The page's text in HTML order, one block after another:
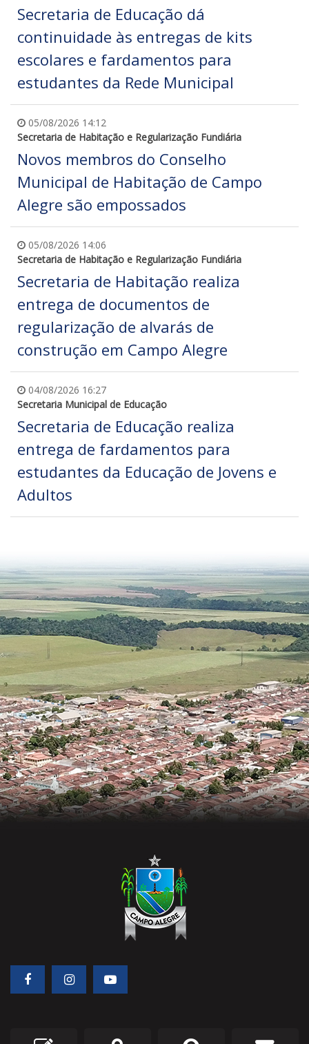
Secretaria de Educação dá
continuidade às entregas de kits
escolares e fardamentos para
estudantes da Rede Municipal
05/08/2026 14:12
Secretaria de Habitação e Regularização Fundiária
Novos membros do Conselho
Municipal de Habitação de Campo
Alegre são empossados
05/08/2026 14:06
Secretaria de Habitação e Regularização Fundiária
Secretaria de Habitação realiza
entrega de documentos de
regularização de alvarás de
construção em Campo Alegre
04/08/2026 16:27
Secretaria Municipal de Educação
Secretaria de Educação realiza
entrega de fardamentos para
estudantes da Educação de Jovens e
Adultos